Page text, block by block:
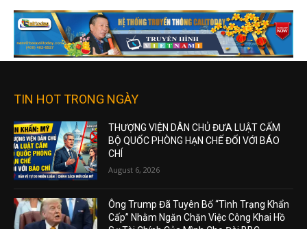
TIN HOT TRONG NGÀY
THƯỢNG VIỆN DÂN CHỦ ĐƯA LUẬT CẤM
BỘ QUỐC PHÒNG HẠN CHẾ ĐỐI VỚI BÁO
CHÍ
August 6, 2026
Ông Trump Đã Tuyên Bố “Tình Trạng Khẩn
Cấp” Nhằm Ngăn Chặn Việc Công Khai Hồ